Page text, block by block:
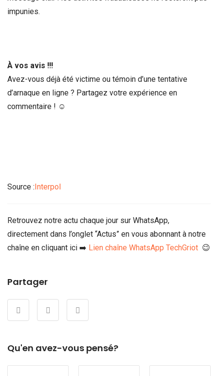
impunies.
À vos avis !!!
Avez-vous déjà été victime ou témoin d’une tentative
d’arnaque en ligne ? Partagez votre expérience en
commentaire ! ☺️
Source :Interpol
Retrouvez notre actu chaque jour sur WhatsApp,
directement dans l’onglet “Actus” en vous abonnant à notre
chaîne en cliquant ici ➡️ Lien chaîne WhatsApp TechGriot 😉
Partager
Qu'en avez-vous pensé?